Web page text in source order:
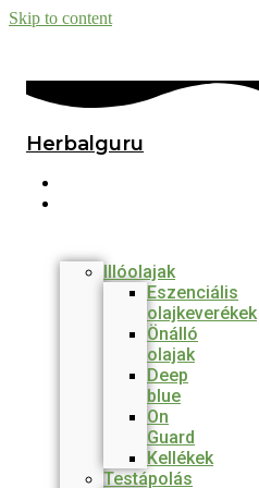
Skip to content
Herbalguru
Illóolajak
Eszenciális
olajkeverékek
Önálló
olajak
Deep
blue
On
Guard
Kellékek
Testápolás